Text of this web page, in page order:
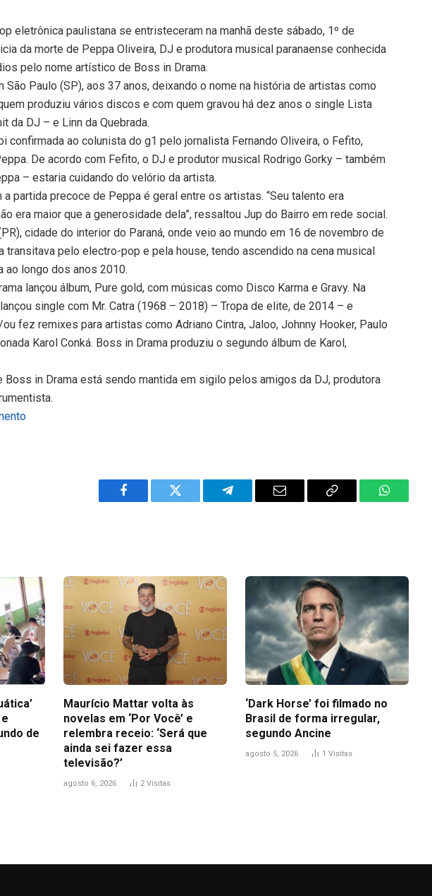
eletrônica paulistana se entristeceram na manhã deste sábado, 1º de
da morte de Peppa Oliveira, DJ e produtora musical paranaense conhecida
pelo nome artístico de Boss in Drama.
São Paulo (SP), aos 37 anos, deixando o nome na história de artistas como
produziu vários discos e com quem gravou há dez anos o single Lista
da DJ – e Linn da Quebrada.
confirmada ao colunista do g1 pelo jornalista Fernando Oliveira, o Fefito,
De acordo com Fefito, o DJ e produtor musical Rodrigo Gorky – também
– estaria cuidando do velório da artista.
a partida precoce de Peppa é geral entre os artistas. “Seu talento era
era maior que a generosidade dela”, ressaltou Jup do Bairro em rede social.
cidade do interior do Paraná, onde veio ao mundo em 16 de novembro de
transitava pelo electro-pop e pela house, tendo ascendido na cena musical
ao longo dos anos 2010.
lançou álbum, Pure gold, com músicas como Disco Karma e Gravy. Na
single com Mr. Catra (1968 – 2018) – Tropa de elite, de 2014 – e
fez remixes para artistas como Adriano Cintra, Jaloo, Johnny Hooker, Paulo
Karol Conká. Boss in Drama produziu o segundo álbum de Karol,
Boss in Drama está sendo mantida em sigilo pelos amigos da DJ, produtora
Facebook Twitter Telegram Email
Copy
WhatsApp
de
Maurício Mattar volta às
novelas em ‘Por Você’ e
relembra receio: ‘Será que
ainda sei fazer essa
televisão?’
agosto 6, 2026 2Visitas
‘Dark Horse’ foi filmado no
Brasil de forma irregular,
segundo Ancine
agosto 5, 2026 1 Visitas